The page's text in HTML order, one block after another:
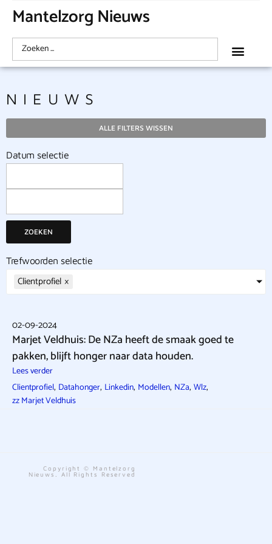
Mantelzorg Nieuws
NIEUWS
ALLE FILTERS WISSEN
Datum selectie
ZOEKEN
Trefwoorden selectie
Clientprofiel ×
02-09-2024
Marjet Veldhuis: De NZa heeft de smaak goed te
pakken, blijft honger naar data houden.
Lees verder
Clientprofiel, Datahonger, Linkedin, Modellen, NZa, Wlz,
zz Marjet Veldhuis
Copyright © Mantelzorg
Nieuws. All Rights Reserved